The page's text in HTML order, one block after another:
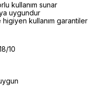
kullanım sunar
uygundur
kullanım garantiler
10